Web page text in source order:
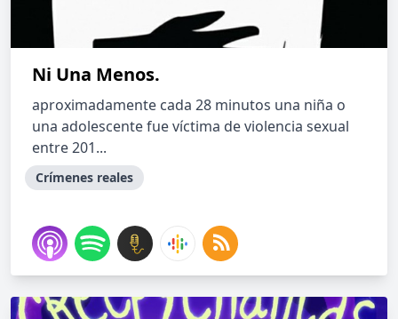
Ni Una Menos.
aproximadamente cada 28 minutos una niña o
una adolescente fue víctima de violencia sexual
entre 201...
Crímenes reales